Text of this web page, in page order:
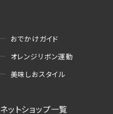
おでかけガイド
オレンジリボン運動
美味しおスタイル
ネットショップ一覧